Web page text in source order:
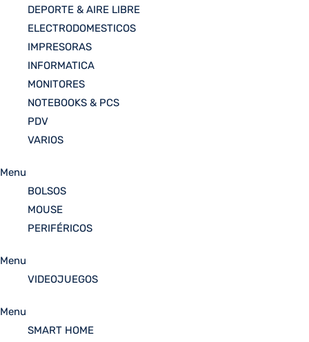
DEPORTE & AIRE LIBRE
ELECTRODOMESTICOS
IMPRESORAS
INFORMATICA
MONITORES
NOTEBOOKS & PCS
PDV
VARIOS
Menu
BOLSOS
MOUSE
PERIFÉRICOS
Menu
VIDEOJUEGOS
Menu
SMART HOME